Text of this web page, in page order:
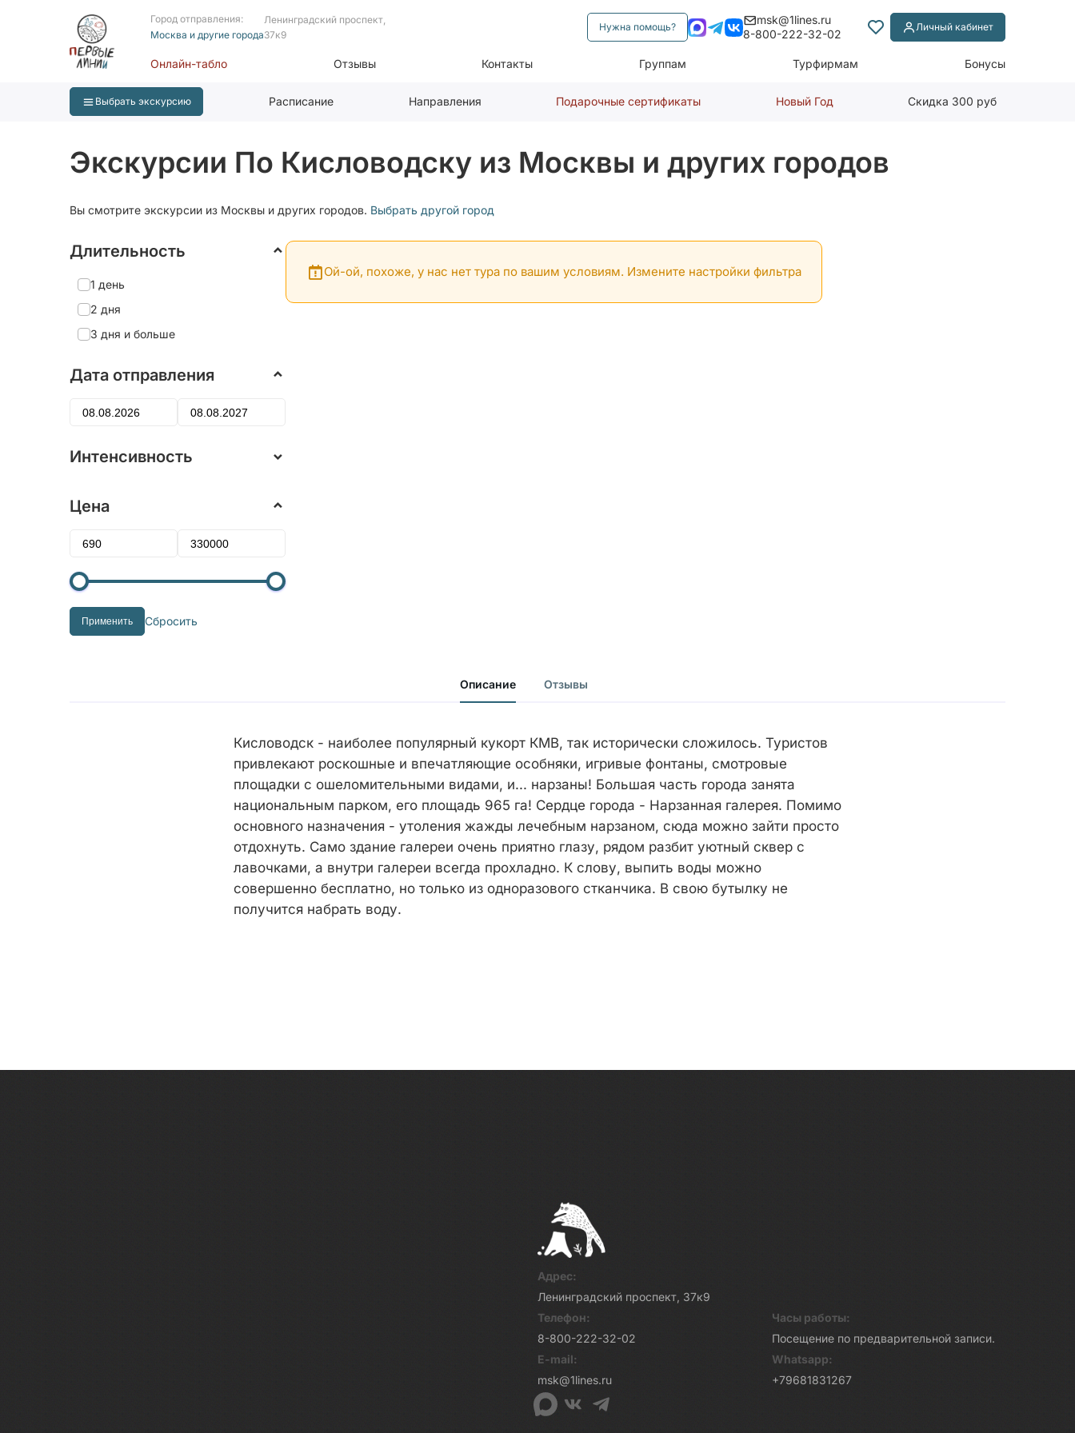
Город отправления:
Москва и другие города
Ленинградский проспект,
37к9
Нужна помощь?
msk@1lines.ru
8-800-222-32-02
Личный кабинет
Онлайн-табло Отзывы Контакты Группам Турфирмам Бонусы
Выбрать экскурсию Расписание Направления Подарочные сертификаты Новый Год Скидка 300 руб
Экскурсии По Кисловодску из Москвы и других городов
Вы смотрите экскурсии из Москвы и других городов. Выбрать другой город
Длительность
1 день
2 дня
3 дня и больше
Дата отправления
Интенсивность
Цена
Применить Сбросить
Ой-ой, похоже, у нас нет тура по вашим условиям. Измените настройки фильтра
Описание Отзывы
Кисловодск - наиболее популярный кукорт КМВ, так исторически сложилось. Туристов
привлекают роскошные и впечатляющие особняки, игривые фонтаны, смотровые
площадки с ошеломительными видами, и... нарзаны! Большая часть города занята
национальным парком, его площадь 965 га! Сердце города - Нарзанная галерея. Помимо
основного назначения - утоления жажды лечебным нарзаном, сюда можно зайти просто
отдохнуть. Само здание галереи очень приятно глазу, рядом разбит уютный сквер с
лавочками, а внутри галереи всегда прохладно. К слову, выпить воды можно
совершенно бесплатно, но только из одноразового стканчика. В свою бутылку не
получится набрать воду.
Адрес:
Ленинградский проспект, 37к9
Телефон:
8-800-222-32-02
Часы работы:
Посещение по предварительной записи.
E-mail:
msk@1lines.ru
Whatsapp:
+79681831267